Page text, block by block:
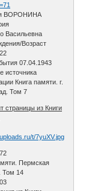
ВОРОНИНА
Васильевна
Возраст
07.04.1943
источника
Книга памяти. г.
Том 7
страницы из Книги
Пермская
Том 14